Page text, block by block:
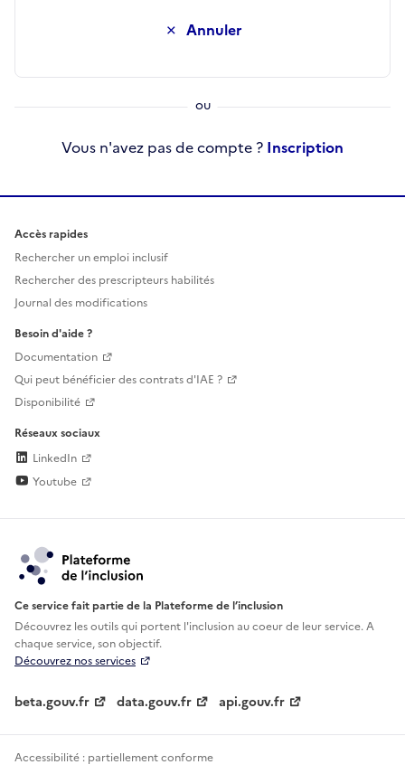
Annuler
Vous n'avez pas de compte ? Inscription
Accès rapides
Rechercher un emploi inclusif
Rechercher des prescripteurs habilités
Journal des modifications
Besoin d'aide ?
Documentation
Qui peut bénéficier des contrats d'IAE ?
Disponibilité
Réseaux sociaux
LinkedIn
Youtube
Ce service fait partie de la Plateforme de l’inclusion
Découvrez les outils qui portent l'inclusion aucoeur de leur service. A
chaque service, son objectif.
Découvrez nos services
beta.gouv.fr data.gouv.fr api.gouv.fr
Accessibilité : partiellement conforme